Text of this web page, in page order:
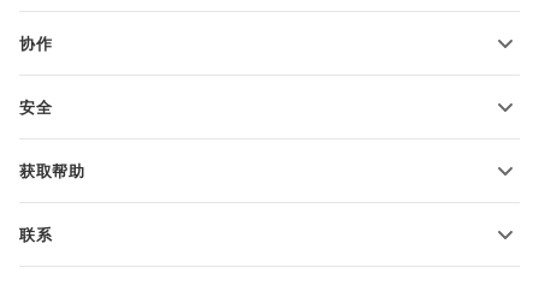
申请免费帐户
协作
翻译人员
安全
获取帮助
帮助中心
联系